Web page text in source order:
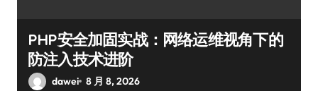
PHP安全加固实战：网络运维视角下的
防注入技术进阶
dawei 8 月 8, 2026